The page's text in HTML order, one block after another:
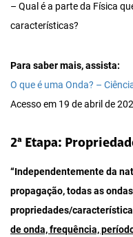
– Qual é a parte da Física
características?
Para saber mais, assista:
O que é uma Onda? –
Acesso em 19 de abril de
2ª Etapa:
“Independentemente da
propagação, todas as
propriedades/
de onda, frequência,